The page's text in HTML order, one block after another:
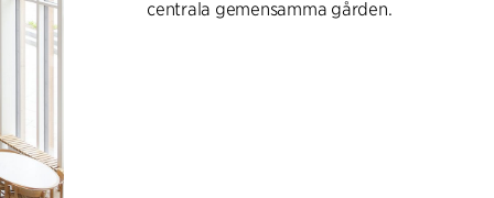
centrala gemensamma gården.